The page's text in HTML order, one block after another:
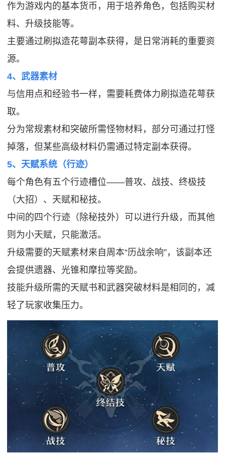
作为游戏内的基本货币，用于培养角色，包括购买材
料、升级技能等。
主要通过刷拟造花萼副本获得，是日常消耗的重要资
源。
4、武器素材
与信用点和经验书一样，需要耗费体力刷拟造花萼获
取。
分为常规素材和突破所需怪物材料，部分可通过打怪
掉落，但某些高级材料仍需通过特定副本获得。
5、天赋系统（行迹）
每个角色有五个行迹槽位——普攻、战技、终极技
（大招）、天赋和秘技。
中间的四个行迹（除秘技外）可以进行升级，而其他
则为小天赋，只能激活。
升级需要的天赋素材来自周本“历战余响”，该副本还
会提供遗器、光锥和摩拉等奖励。
技能升级所需的天赋书和武器突破材料是相同的，减
轻了玩家收集压力。